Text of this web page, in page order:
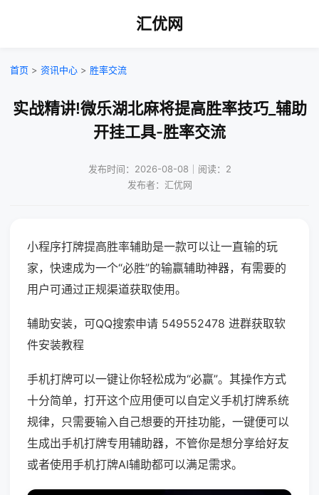
汇优网
首页 > 资讯中心 > 胜率交流
实战精讲!微乐湖北麻将提高胜率技巧_辅助
开挂工具-胜率交流
发布时间：2026-08-08｜阅读：2
发布者：汇优网
小程序打牌提高胜率辅助是一款可以让一直输的玩
家，快速成为一个“必胜”的输赢辅助神器，有需要的
用户可通过正规渠道获取使用。
辅助安装，可QQ搜索申请 549552478 进群获取软
件安装教程
手机打牌可以一键让你轻松成为“必赢”。其操作方式
十分简单，打开这个应用便可以自定义手机打牌系统
规律，只需要输入自己想要的开挂功能，一键便可以
生成出手机打牌专用辅助器，不管你是想分享给好友
或者使用手机打牌AI辅助都可以满足需求。